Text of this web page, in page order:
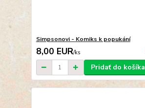
Simpsonovi - Komiks k popukání
8,00 EUR/ks
Pridať do košíka